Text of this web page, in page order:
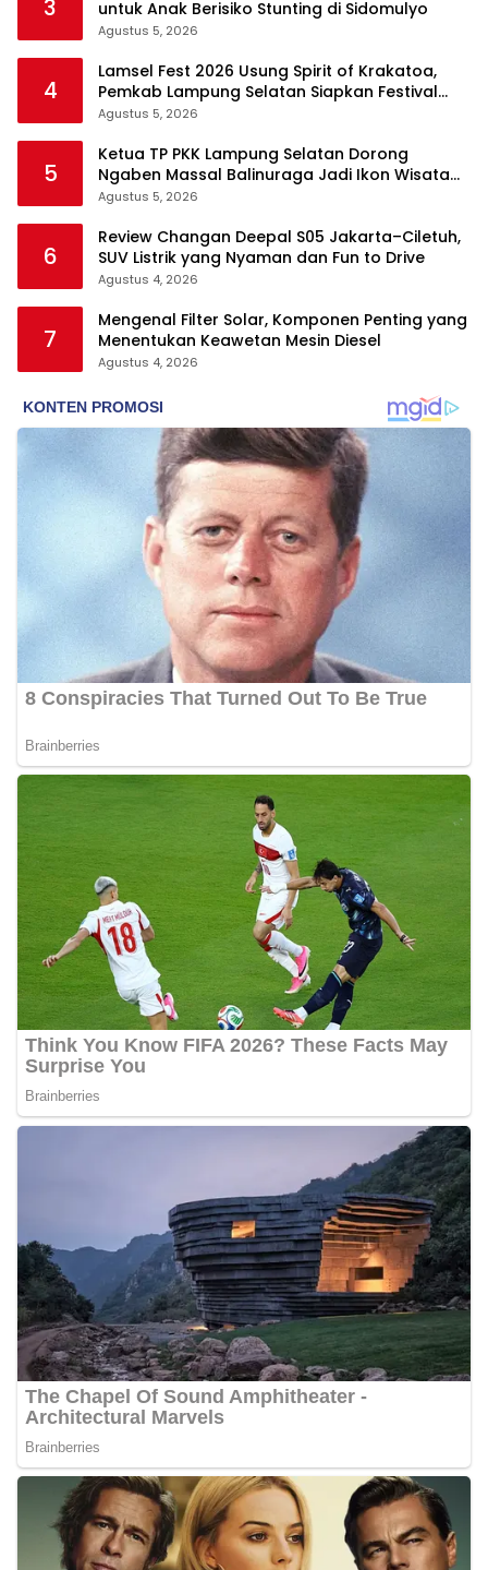
3 untuk Anak Berisiko Stunting di Sidomulyo
Agustus 5, 2026
4
Lamsel Fest 2026 Usung Spirit of Krakatoa,
Pemkab Lampung Selatan Siapkan Festival
Lebih Spektakuler
Agustus 5, 2026
5
Ketua TP PKK Lampung Selatan Dorong
Ngaben Massal Balinuraga Jadi Ikon Wisata
Budaya
Agustus 5, 2026
6
Review Changan Deepal S05 Jakarta–Ciletuh,
SUV Listrik yang Nyaman dan Fun to Drive
Agustus 4, 2026
7
Mengenal Filter Solar, Komponen Penting yang
Menentukan Keawetan Mesin Diesel
Agustus 4, 2026